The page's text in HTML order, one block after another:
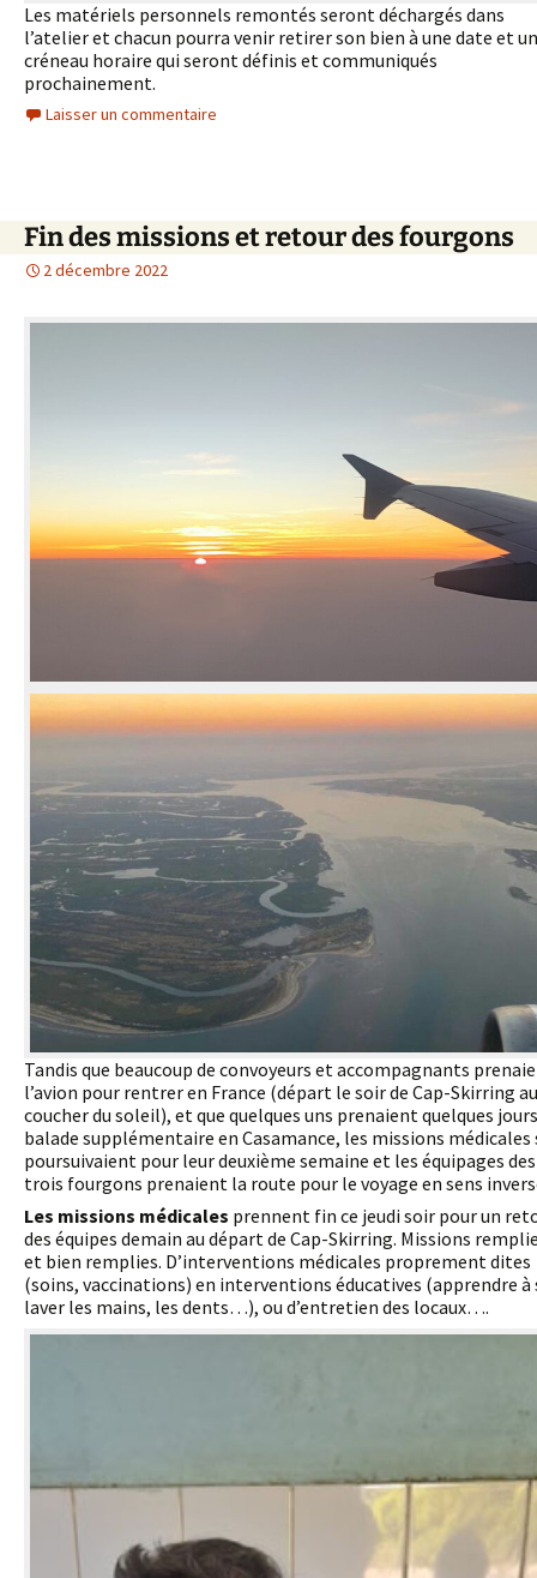
Les matériels personnels remontés seront déchargés dans
l’atelier et chacun pourra venir retirer son bien à une date et un
créneau horaire qui seront définis et communiqués
prochainement.
Laisser un commentaire
Fin des missions et retour des fourgons
2 décembre 2022
Tandis que beaucoup de convoyeurs et accompagnants
l’avion pour rentrer en France (départ le soir de Cap-Skirring au
coucher du soleil), et que quelques uns prenaient quelques
balade supplémentaire en Casamance, les missions médicales
poursuivaient pour leur deuxième semaine et les équipages des
trois fourgons prenaient la route pour le voyage en sens
Les missions médicales prennent fin ce jeudi soir pour un
des équipes demain au départ de Cap-Skirring. Missions
et bien remplies. D’interventions médicales proprement dites
(soins, vaccinations) en interventions éducatives (apprendre à
laver les mains, les dents…), ou d’entretien des locaux….